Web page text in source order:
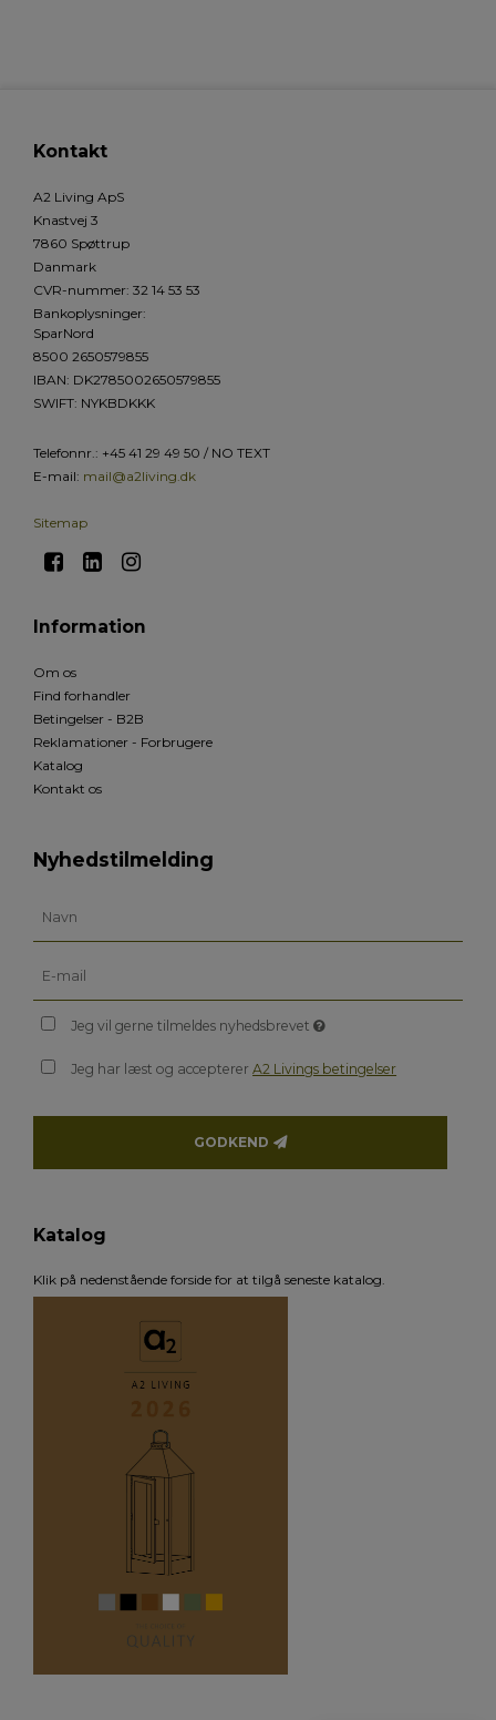
Kontakt
A2 Living ApS
Knastvej 3
7860 Spøttrup
Danmark
CVR-nummer: 32 14 53 53
Bankoplysninger:
SparNord
8500 2650579855
IBAN: DK2785002650579855
SWIFT: NYKBDKKK
Telefonnr.: +45 41 29 49 50 / NO TEXT
E-mail: mail@a2living.dk
Sitemap
Information
Om os
Find forhandler
Betingelser - B2B
Reklamationer - Forbrugere
Katalog
Kontakt os
Nyhedstilmelding
Jeg vil gerne tilmeldes nyhedsbrevet
Jeg har læst og acceptererA2 Livings betingelser
GODKEND
Katalog
Klik på nedenstående forside for at tilgå seneste katalog.